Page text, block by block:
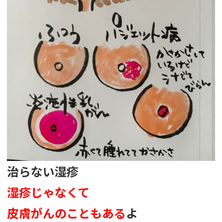
治らない湿疹
湿疹じゃなくて
皮膚がんのこともあるよ